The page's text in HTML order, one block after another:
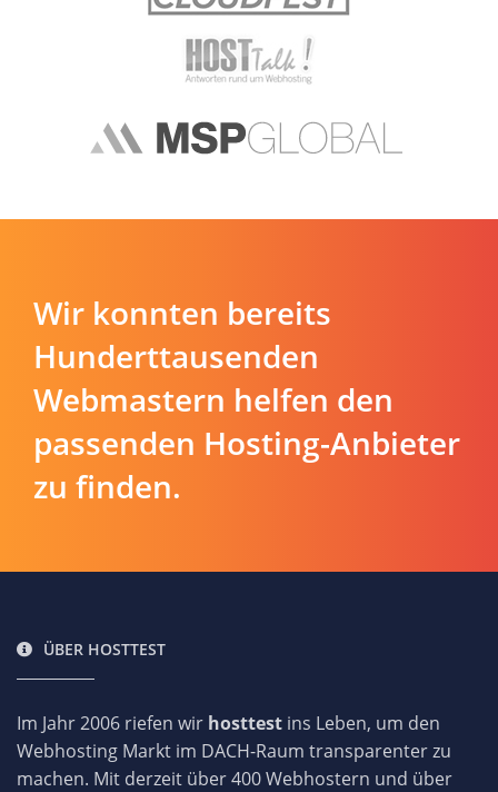
Wir konnten bereits
Hunderttausenden
Webmastern helfen den
passenden Hosting-Anbieter
zu finden.
ÜBER HOSTTEST
Im Jahr 2006 riefen wir hosttest ins Leben, um den
Webhosting Markt im DACH-Raum transparenter zu
machen. Mit derzeit über 400 Webhostern und über